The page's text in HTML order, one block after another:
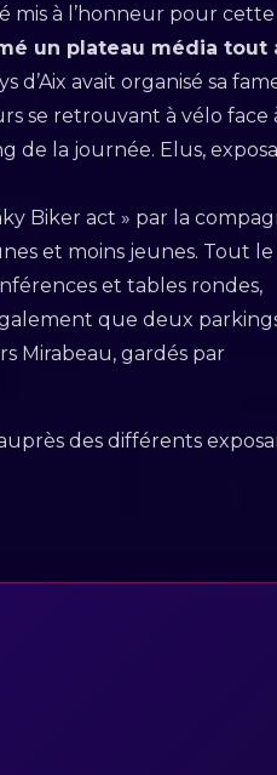
mis à l’honneur pour cette
un plateau média tout
d’Aix avait organisé sa
se retrouvant à vélo face
de la journée. Elus,
Biker act » par la
et moins jeunes. Tout le
et tables rondes,
que deux
Mirabeau, gardés par
des différents